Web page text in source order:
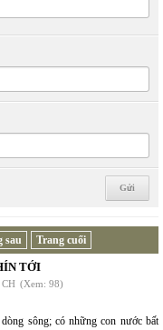
sau Trang cuối
TỚI
CH (Xem: 98)
sông; có những con nước bất